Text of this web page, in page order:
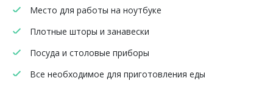
Место для работы на ноутбуке
Плотные шторы и занавески
Посуда и столовые приборы
Все необходимое для приготовления еды